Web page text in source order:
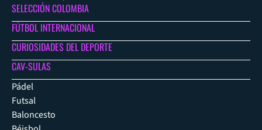
SELECCIÓN COLOMBIA
FÚTBOL INTERNACIONAL
CURIOSIDADES DEL DEPORTE
CAV-SULAS
Pádel
Futsal
Baloncesto